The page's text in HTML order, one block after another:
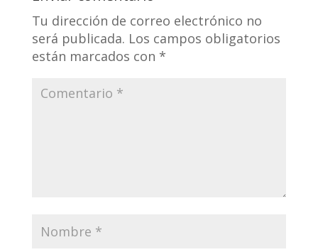
Tu dirección de correo electrónico no
será publicada. Los campos obligatorios
están marcados con *